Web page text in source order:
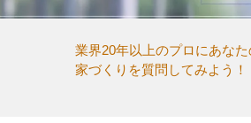
業界20年以上のプロにあなた
家づくりを質問してみよう！